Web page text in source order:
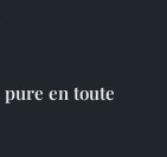
en toute